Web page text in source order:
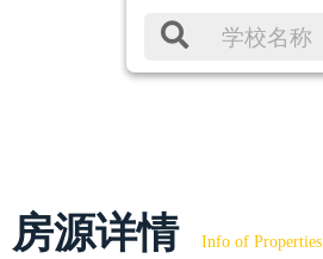
房源详情 Info of Properties